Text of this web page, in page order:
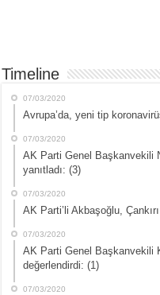
Timeline
07/03/2020
Avrupa’da, yeni tip
07/03/2020
AK Parti Genel Başkanvekili
yanıtladı: (3)
07/03/2020
AK Parti’li Akbaşoğlu,
07/03/2020
AK Parti Genel Başkanvekili
değerlendirdi: (1)
07/03/2020